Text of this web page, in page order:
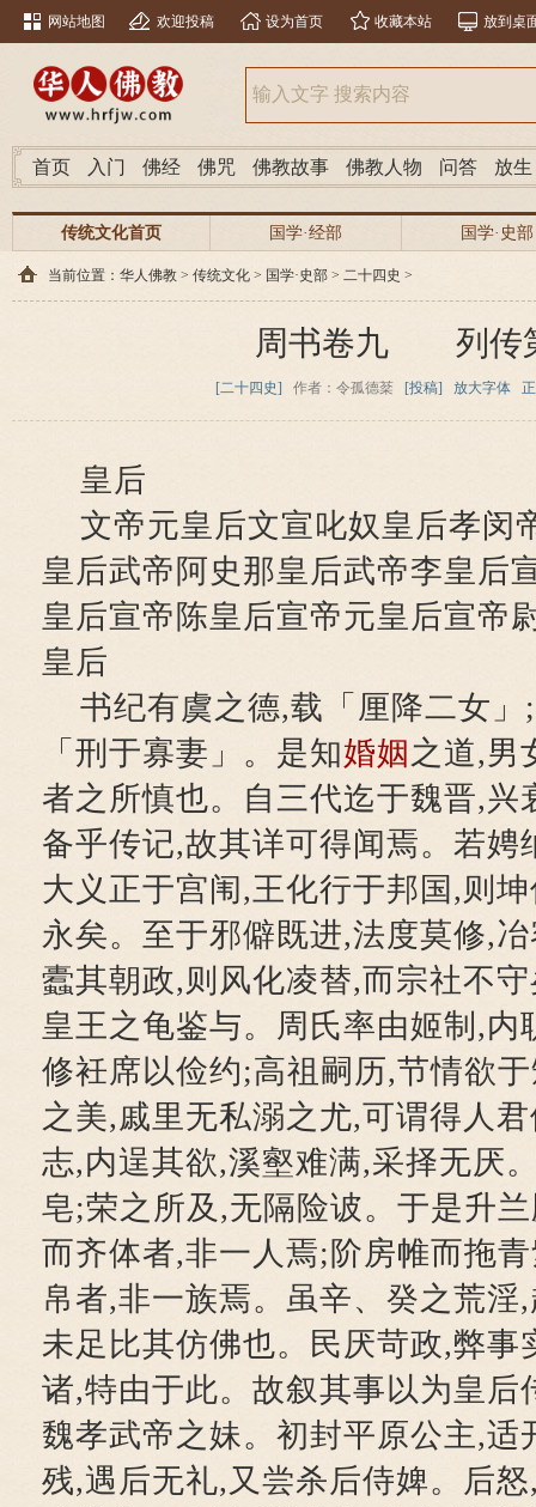
网站地图 欢迎投稿 设为首页 收藏本站 放到桌
首页 入门 佛经 佛咒 佛教故事 佛教人物 问答 放生
传统文化首页 国学·经部 国学·史部
当前位置： 华人佛教 > 传统文化 > 国学·史部 > 二十四史 >
周书卷九 列传
[二十四史] 作者：令孤德棻 [投稿] 放大字体
皇后
文帝元皇后文宣叱奴皇后孝闵
皇后武帝阿史那皇后武帝李皇后
皇后宣帝陈皇后宣帝元皇后宣帝
皇后
书纪有虞之德,载「厘降二女
「刑于寡妻」。是知婚姻之道,男
者之所慎也。自三代迄于魏晋,兴
备乎传记,故其详可得闻焉。若娉
大义正于宫闱,王化行于邦国,则
永矣。至于邪僻既进,法度莫修,
蠹其朝政,则风化凌替,而宗社不
皇王之龟鉴与。周氏率由姬制,内
修衽席以俭约;高祖嗣历,节情欲
之美,戚里无私溺之尤,可谓得人
志,内逞其欲,溪壑难满,采择无厌
皂;荣之所及,无隔险诐。于是升
而齐体者,非一人焉;阶房帷而拖
帛者,非一族焉。虽辛、癸之荒淫
未足比其仿佛也。民厌苛政,弊事
诸,特由于此。故叙其事以为皇后
魏孝武帝之妹。初封平原公主,适
残,遇后无礼,又尝杀后侍婢。后